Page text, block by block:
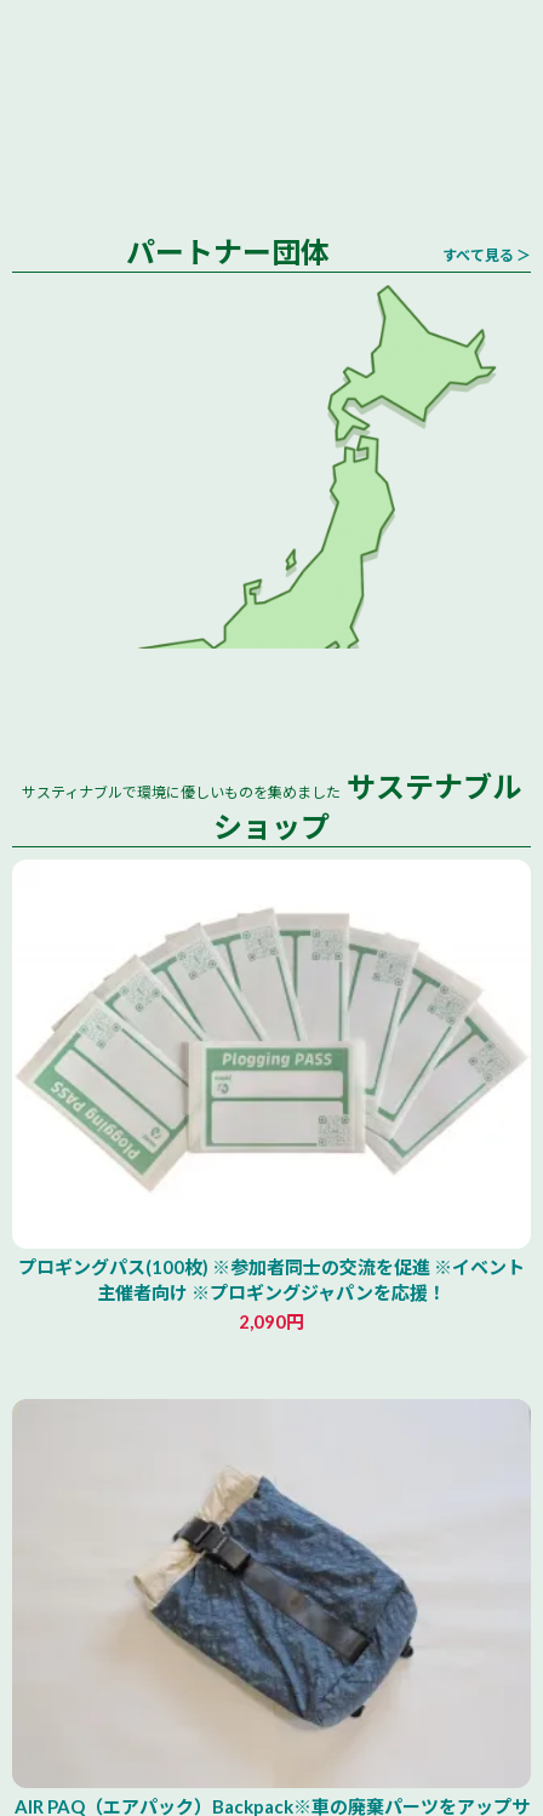
すべて見る ＞
パートナー団体
サスティナブルで環境に優しいものを集めました サステナブル
ショップ
プロギングパス(100枚) ※参加者同士の交流を促進 ※イベント
主催者向け ※プロギングジャパンを応援！
2,090円
AIR PAQ（エアパック）Backpack※車の廃棄パーツをアップサ